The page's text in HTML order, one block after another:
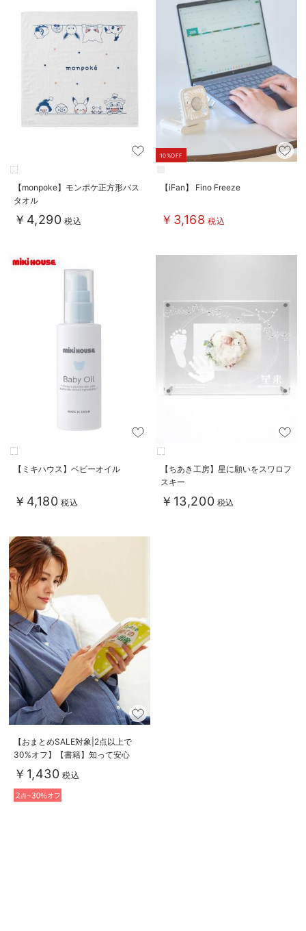
【monpoke】モンポケ正方形バス
タオル
￥4,290 税込
10%OFF
【iFan】 Fino Freeze
￥3,168 税込
【ミキハウス】ベビーオイル
￥4,180 税込
【ちあき工房】星に願いをスワロフ
スキー
￥13,200 税込
【おまとめSALE対象|2点以上で
30%オフ】【書籍】知って安心
初めての妊娠・出産
￥1,430 税込